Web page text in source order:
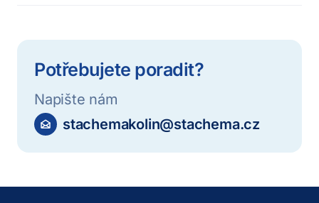
Potřebujete poradit?
Napište nám
stachemakolin@stachema.cz